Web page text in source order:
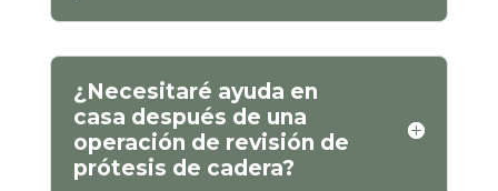
¿Necesitaré ayuda en
casa después de una
operación de revisión de
prótesis de cadera?